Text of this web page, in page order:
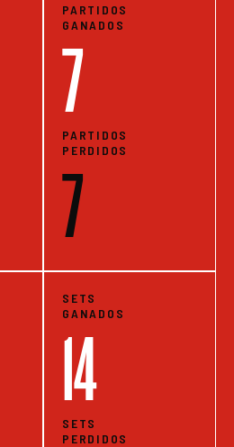
PARTIDOS
GANADOS
7
PARTIDOS
PERDIDOS
7
SETS
GANADOS
14
SETS
PERDIDOS